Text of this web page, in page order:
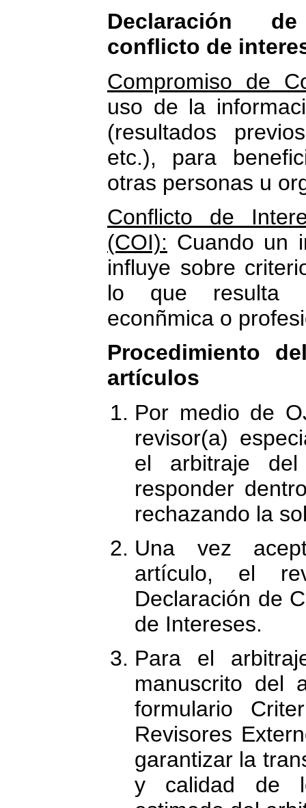
Declaración
conflicto de
Compromiso de
uso de la
(resultados
etc.), para
otras personas u
Conflicto de
(COI): Cuando un
influye sobre
lo que resulta
econñmica o
Procedimiento
artículos
Por medio de
revisor(a)
el arbitraje
responder
rechazando la
Una vez
artículo, el
Declaración de
de Intereses.
Para el
manuscrito del
formulario
Revisores
garantizar la
y calidad de